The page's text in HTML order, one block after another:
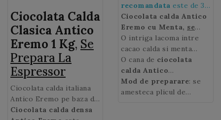
Ciocolata Calda
Clasica Antico
Eremo 1 Kg, Se
Prepara La
Espressor
Ciocolata calda italiana
Antico Eremo pe baza de
lapte este densa si
Ciocolata calda densa
recomandata este de 36
de plicuri, adica de 1
cutie.
Ciocolata calda Antico
Eremo cu Menta, se
prepara la Espressor
O intriga lacoma intre
cacao calda si menta
racoroasa! Nu exista
nicio modalitate mai buna
de a adauga o nota
revigoranta la ciocolata
O cana de ciocolata
calda Antico
Eremoaduce un zambet,
va va incalzi si revigora
Mod de preparare: se
amesteca plicul de